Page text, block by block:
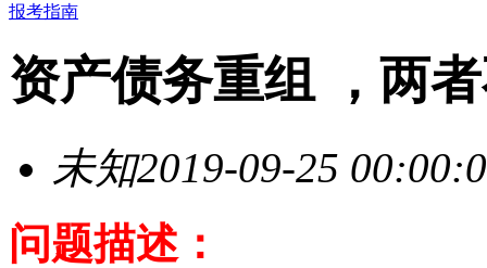
报考指南
资产债务重组 ，两
未知2019-09-25
问题描述：